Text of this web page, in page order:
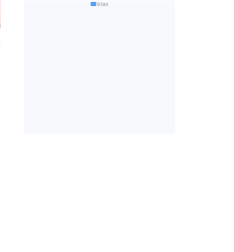
Iklan